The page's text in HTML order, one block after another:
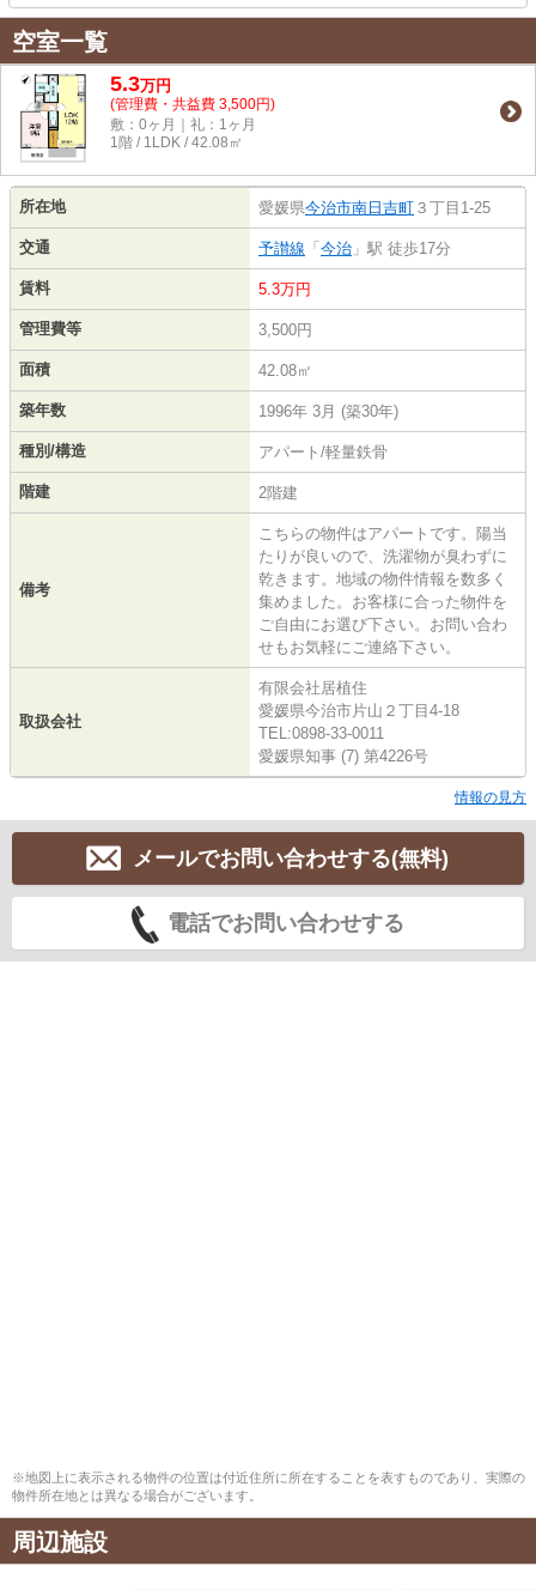
空室一覧
5.3万円
(管理費・共益費 3,500円)
敷：0ヶ月｜礼：1ヶ月
1階 / 1LDK / 42.08㎡
所在地 愛媛県今治市南日吉町 ３丁目1-25
交通 予讃線 「 今治 」駅 徒歩17分
賃料 5.3万円
管理費等 3,500円
面積 42.08㎡
築年数 1996年 3月 (築30年)
種別/構造 アパート/軽量鉄骨
階建 2階建
備考
こちらの物件はアパートです。陽当
たりが良いので、洗濯物が臭わずに
乾きます。地域の物件情報を数多く
集めました。お客様に合った物件を
ご自由にお選び下さい。お問い合わ
せもお気軽にご連絡下さい。
取扱会社
有限会社居植住
愛媛県今治市片山２丁目4-18
TEL:0898-33-0011
愛媛県知事 (7) 第4226号
情報の見方
メールでお問い合わせする(無料)
電話でお問い合わせする
※地図上に表示される物件の位置は付近住所に所在することを表すものであり、実際の
物件所在地とは異なる場合がございます。
周辺施設